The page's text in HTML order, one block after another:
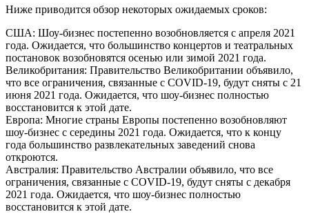
Ниже приводится обзор некоторых ожидаемых сроков:
США: Шоу-бизнес постепенно возобновляется с апреля 2021
года. Ожидается, что большинство концертов и театральных
постановок возобновятся осенью или зимой 2021 года.
Великобритания: Правительство Великобритании объявило,
что все ограничения, связанные с COVID-19, будут сняты с 21
июня 2021 года. Ожидается, что шоу-бизнес полностью
восстановится к этой дате.
Европа: Многие страны Европы постепенно возобновляют
шоу-бизнес с середины 2021 года. Ожидается, что к концу
года большинство развлекательных заведений снова
откроются.
Австралия: Правительство Австралии объявило, что все
ограничения, связанные с COVID-19, будут сняты с декабря
2021 года. Ожидается, что шоу-бизнес полностью
восстановится к этой дате.